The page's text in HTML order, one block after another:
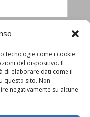
tecnologie come i cookie
del dispositivo. Il
di elaborare dati come il
questo sito. Non
negativamente su alcune